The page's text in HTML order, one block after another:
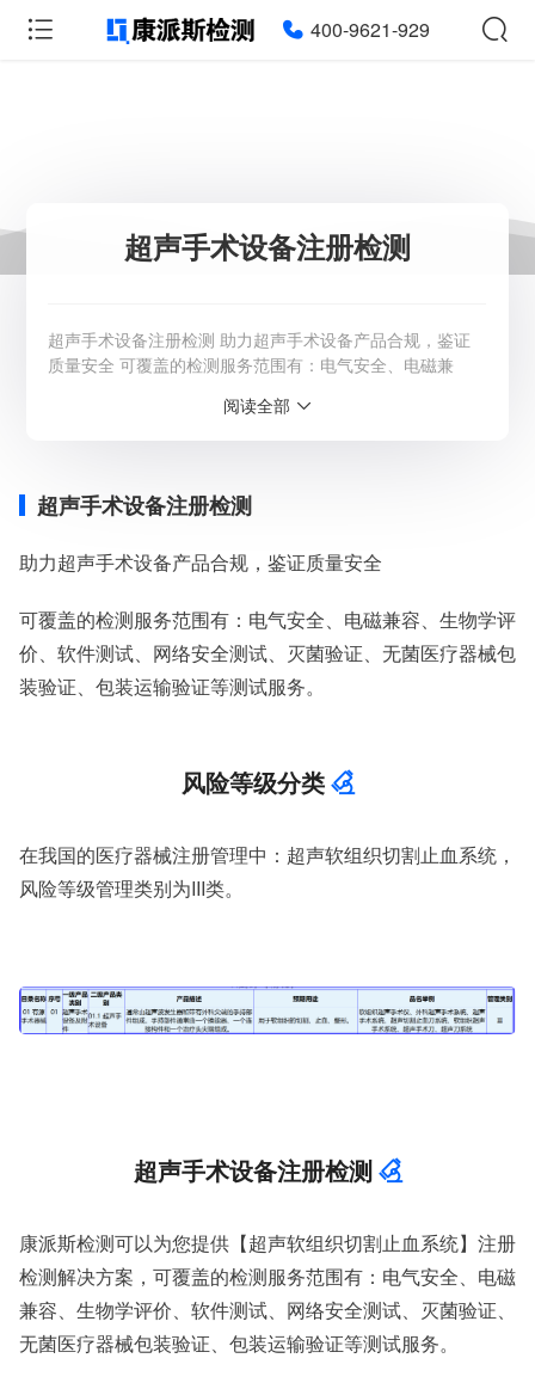
400-9621-929
超声手术设备注册检测
超声手术设备注册检测 助力超声手术设备产品合规，鉴证
质量安全 可覆盖的检测服务范围有：电气安全、电磁兼
菌医疗器械包装验证、包装运输验证等测试服务。 风险等
康派斯检测可以为您提供【超声软
检测周期：5-7个工作日，可加急
服务模式：快递寄样、现场取样、人工送样
服务对象：企事业单位、高等院校、科研院所
服务方向：采购销售、竞标投标、生产研发、科研数据、诊
断优化、司法服务
阅读全部
超声手术设备注册检测
助力超声手术设备产品合规，鉴证质量安全
可覆盖的检测服务范围有：电气安全、电磁兼容、生物学评
价、软件测试、网络安全测试、灭菌验证、无菌医疗器械包
装验证、包装运输验证等测试服务。
风险等级分类
在我国的医疗器械注册管理中：超声软组织切割止血系统，
风险等级管理类别为III类。
超声手术设备注册检测
康派斯检测可以为您提供【超声软组织切割止血系统】注册
检测解决方案，可覆盖的检测服务范围有：电气安全、电磁
兼容、生物学评价、软件测试、网络安全测试、灭菌验证、
无菌医疗器械包装验证、包装运输验证等测试服务。